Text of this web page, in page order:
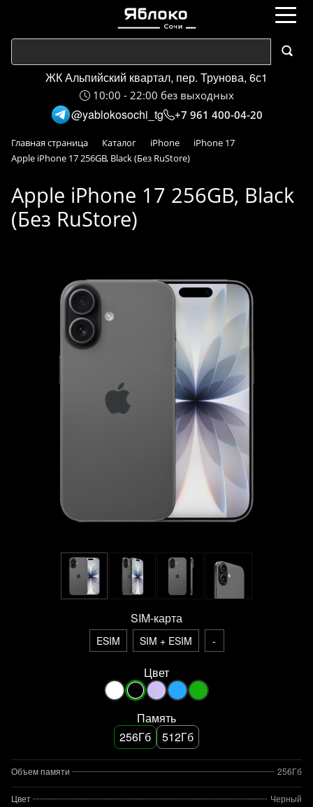
ЖК Альпийский квартал, пер. Трунова, 6с1
10:00 - 22:00 без выходных
@yablokosochi_tg +7 961 400-04-20
Главная страница Каталог iPhone
iPhone 17
Apple iPhone 17 256GB, Black (Без RuStore)
Apple iPhone 17 256GB, Black
(Без RuStore)
SIM-карта
ESIM SIM + ESIM -
Цвет
Память
256Гб
512Гб
Объем памяти 256Гб
Цвет Черный